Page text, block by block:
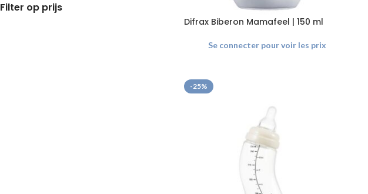
Filter op prijs
Difrax Biberon Mamafeel | 150 ml
Se connecter pour voir les prix
-25%